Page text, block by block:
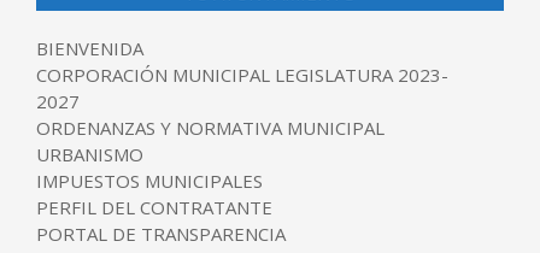
BIENVENIDA
CORPORACIÓN MUNICIPAL LEGISLATURA 2023-
2027
ORDENANZAS Y NORMATIVA MUNICIPAL
URBANISMO
IMPUESTOS MUNICIPALES
PERFIL DEL CONTRATANTE
PORTAL DE TRANSPARENCIA